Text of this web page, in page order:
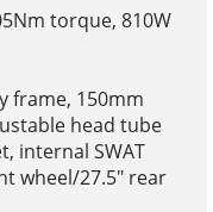
torque, 810W
frame, 150mm
head tube
internal SWAT
wheel/27.5" rear